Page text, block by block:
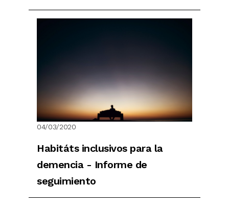
04/03/2020
Habitáts inclusivos para la
demencia - Informe de
seguimiento